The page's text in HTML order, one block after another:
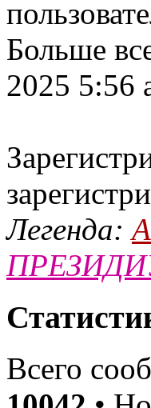
Больше
2025 5:56
Легенда:
Всего